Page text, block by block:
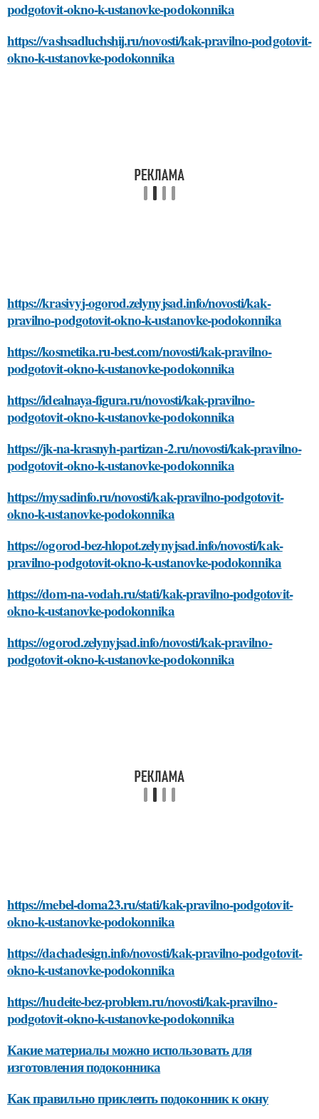
podgotovit-okno-k-ustanovke-podokonnika
https://vashsadluchshij.ru/novosti/kak-pravilno-podgotovit-
okno-k-ustanovke-podokonnika
https://krasivyj-ogorod.zelynyjsad.info/novosti/kak-
pravilno-podgotovit-okno-k-ustanovke-podokonnika
https://kosmetika.ru-best.com/novosti/kak-pravilno-
podgotovit-okno-k-ustanovke-podokonnika
https://idealnaya-figura.ru/novosti/kak-pravilno-
podgotovit-okno-k-ustanovke-podokonnika
https://jk-na-krasnyh-partizan-2.ru/novosti/kak-pravilno-
podgotovit-okno-k-ustanovke-podokonnika
https://mysadinfo.ru/novosti/kak-pravilno-podgotovit-
okno-k-ustanovke-podokonnika
https://ogorod-bez-hlopot.zelynyjsad.info/novosti/kak-
pravilno-podgotovit-okno-k-ustanovke-podokonnika
https://dom-na-vodah.ru/stati/kak-pravilno-podgotovit-
okno-k-ustanovke-podokonnika
https://ogorod.zelynyjsad.info/novosti/kak-pravilno-
podgotovit-okno-k-ustanovke-podokonnika
https://mebel-doma23.ru/stati/kak-pravilno-podgotovit-
okno-k-ustanovke-podokonnika
https://dachadesign.info/novosti/kak-pravilno-podgotovit-
okno-k-ustanovke-podokonnika
https://hudeite-bez-problem.ru/novosti/kak-pravilno-
podgotovit-okno-k-ustanovke-podokonnika
Какие материалы можно использовать для
изготовления подоконника
Как правильно приклеить подоконник к окну